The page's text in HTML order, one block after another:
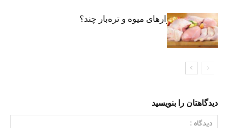
مرغ تازه در بازارهای میوه و تره‌بار چند؟
دیدگاهتان را بنویسید